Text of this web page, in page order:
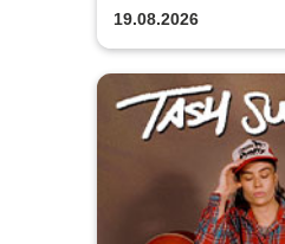
19.08.2026